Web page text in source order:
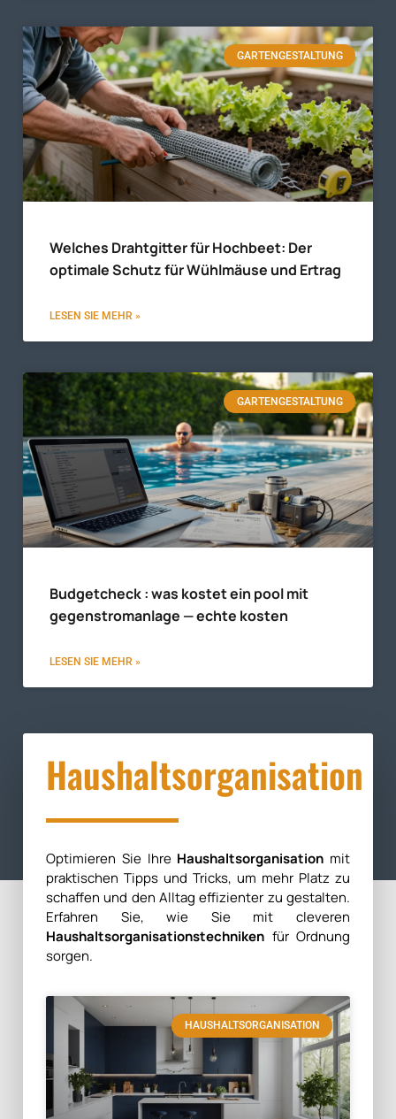
GARTENGESTALTUNG
Welches Drahtgitter für Hochbeet: Der
optimale Schutz für Wühlmäuse und Ertrag
LESEN SIE MEHR »
GARTENGESTALTUNG
Budgetcheck : was kostet ein pool mit
gegenstromanlage — echte kosten
LESEN SIE MEHR »
Haushaltsorganisation
Optimieren Sie Ihre Haushaltsorganisation mit
praktischen Tipps und Tricks, um mehr Platz zu
schaffen und den Alltag effizienter zu gestalten.
Erfahren Sie, wie Sie mit cleveren
Haushaltsorganisationstechniken für Ordnung
sorgen.
HAUSHALTSORGANISATION